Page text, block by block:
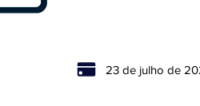
23 de julho de